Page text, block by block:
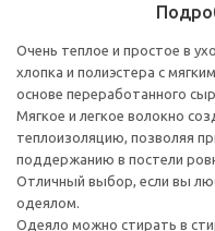
Очень теплое и простое в
хлопка и полиэстера с
основе переработанного
Мягкое и легкое волокно
теплоизоляцию, позволяя
поддержанию в постели
Отличный выбор, если вы
одеялом.
Одеяло можно стирать в